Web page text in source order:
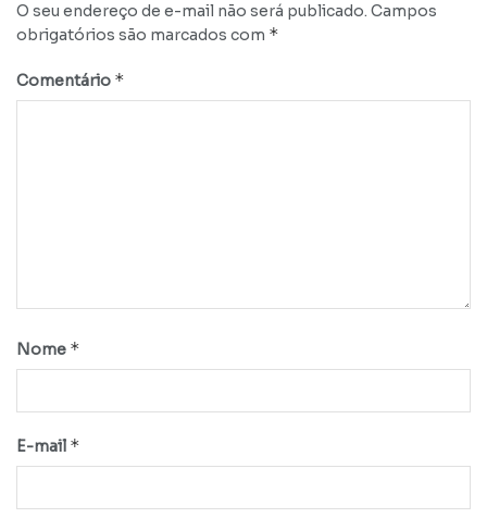
O seu endereço de e-mail não será publicado. Campos
obrigatórios são marcados com *
Comentário *
Nome *
E-mail *